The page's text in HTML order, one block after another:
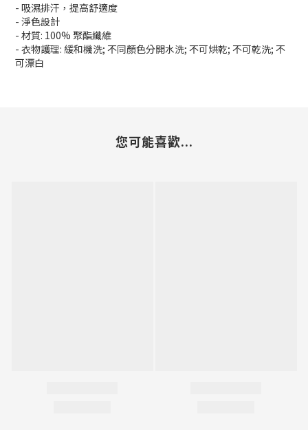
- 吸濕排汗，提高舒適度
- 淨色設計
- 材質: 100% 聚酯纖維
- 衣物護理: 緩和機洗; 不同顏色分開水洗; 不可烘乾; 不可乾洗; 不
可漂白
您可能喜歡...